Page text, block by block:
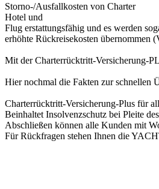
Storno-/Ausfallkosten von Charter
Hotel und
Flug erstattungsfähig und es werden
erhöhte Rückreisekosten übernommen
Mit der Charterrücktritt-Versicherung-
Hier nochmal die Fakten zur schnellen
Charterrücktritt-Versicherung-Plus für
Beinhaltet Insolvenzschutz bei Pleite
Abschließen können alle Kunden mit
Für Rückfragen stehen Ihnen die